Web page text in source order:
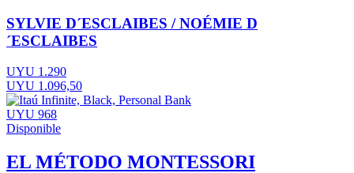
SYLVIE D´ESCLAIBES / NOÉMIE D
´ESCLAIBES
UYU 1.290
UYU 1.096,50
UYU 968
Disponible
EL MÉTODO MONTESSORI